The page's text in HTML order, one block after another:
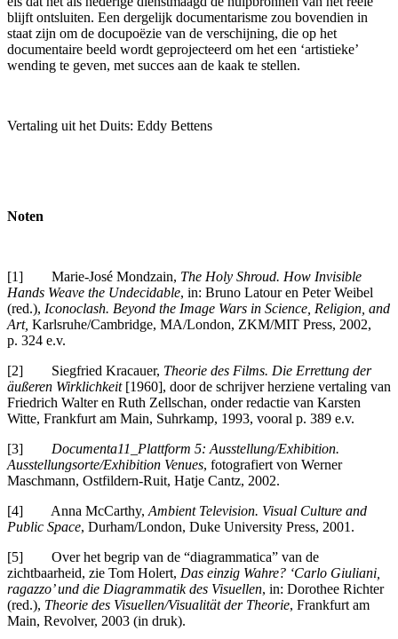
blijft ontsluiten. Een dergelijk documentarisme zou bovendien in
staat zijn om de docupoëzie van de verschijning, die op het
documentaire beeld wordt geprojecteerd om het een ‘artistieke’
wending te geven, met succes aan de kaak te stellen.
Vertaling uit het Duits: Eddy Bettens
Noten
[1] Marie-José Mondzain, The Holy Shroud. How Invisible
Hands Weave the Undecidable, in: Bruno Latour en Peter Weibel
(red.), Iconoclash. Beyond the Image Wars in Science, Religion, and
Art, Karlsruhe/Cambridge, MA/London, ZKM/MIT Press, 2002,
p. 324 e.v.
[2] Siegfried Kracauer, Theorie des Films. Die Errettung der
äußeren Wirklichkeit[1960], door de schrijver herziene vertaling van
Friedrich Walter en Ruth Zellschan, onder redactie van Karsten
Witte, Frankfurt am Main, Suhrkamp, 1993, vooral p. 389 e.v.
[3] Documenta11_Plattform 5: Ausstellung/Exhibition.
Ausstellungsorte/Exhibition Venues, fotografiert von Werner
Maschmann, Ostfildern-Ruit, Hatje Cantz, 2002.
[4] Anna McCarthy, Ambient Television. Visual Culture and
Public Space, Durham/London, Duke University Press, 2001.
[5] Over het begrip van de “diagrammatica” van de
zichtbaarheid, zie Tom Holert, Das einzig Wahre? ‘Carlo Giuliani,
ragazzo’ und die Diagrammatik des Visuellen, in: Dorothee Richter
(red.), Theorie des Visuellen/Visualität der Theorie, Frankfurt am
Main, Revolver, 2003 (in druk).